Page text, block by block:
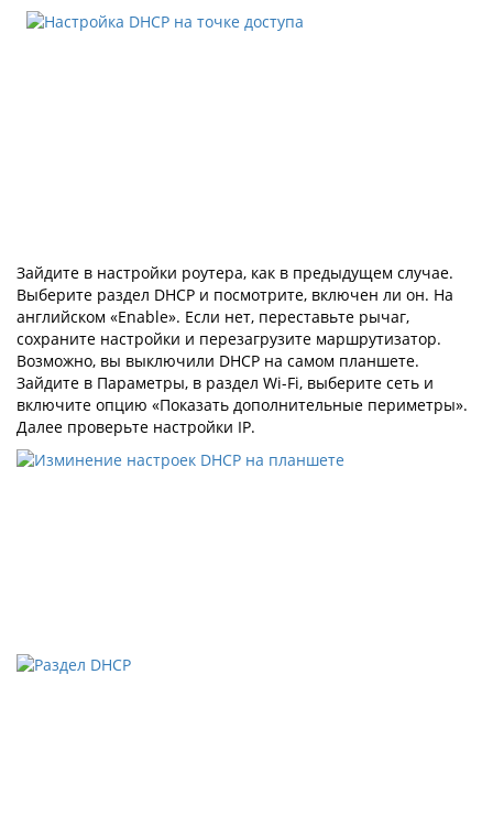
Зайдите в настройки роутера, как в предыдущем случае.
Выберите раздел DHCP и посмотрите, включен ли он. На
английском «Enable». Если нет, переставьте рычаг,
сохраните настройки и перезагрузите маршрутизатор.
Возможно, вы выключили DHCP на самом планшете.
Зайдите в Параметры, в раздел Wi-Fi, выберите сеть и
включите опцию «Показать дополнительные периметры».
Далее проверьте настройки IP.